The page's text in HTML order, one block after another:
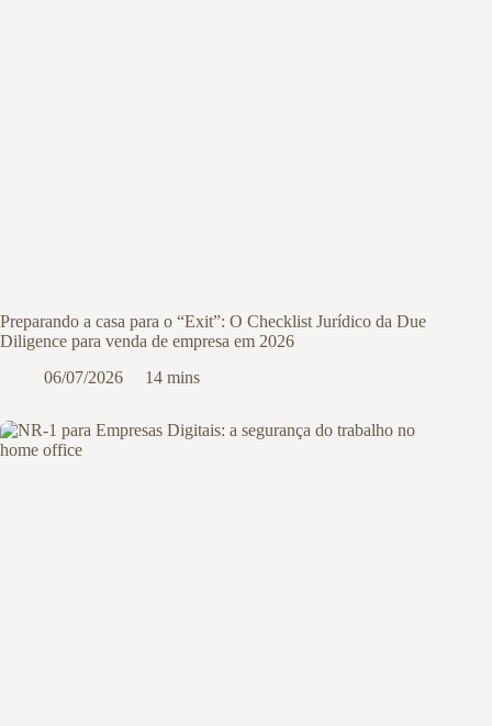
Preparando a casa para o “Exit”: O Checklist Jurídico da Due
Diligence para venda de empresa em 2026
06/07/2026
14 mins